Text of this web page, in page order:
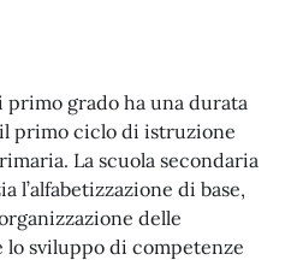
primo grado ha una durata
primo ciclo di istruzione
La scuola secondaria
l’alfabetizzazione di base,
delle
lo sviluppo di competenze